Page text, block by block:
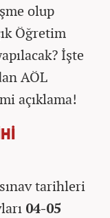
olup
Öğretim
İşte
AÖL
açıklama!
tarihleri
04-05